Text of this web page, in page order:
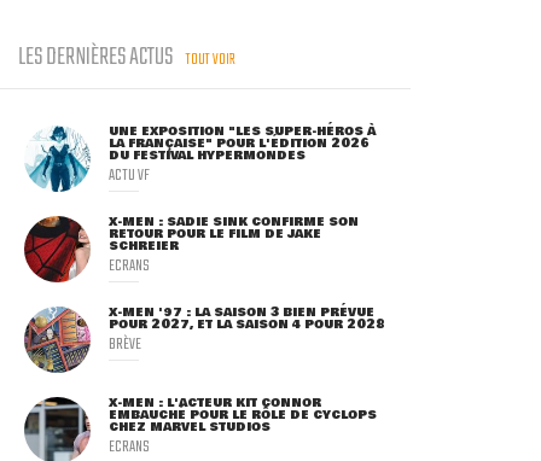
LES DERNIÈRES ACTUS TOUT VOIR
UNE EXPOSITION "LES SUPER-HÉROS À
LA FRANÇAISE" POUR L'ÉDITION 2026
DU FESTIVAL HYPERMONDES
ACTU VF
X-MEN : SADIE SINK CONFIRME SON
RETOUR POUR LE FILM DE JAKE
SCHREIER
ECRANS
X-MEN '97 : LA SAISON 3 BIEN PRÉVUE
POUR 2027, ET LA SAISON 4 POUR 2028
BRÈVE
X-MEN : L'ACTEUR KIT CONNOR
EMBAUCHÉ POUR LE RÔLE DE CYCLOPS
CHEZ MARVEL STUDIOS
ECRANS